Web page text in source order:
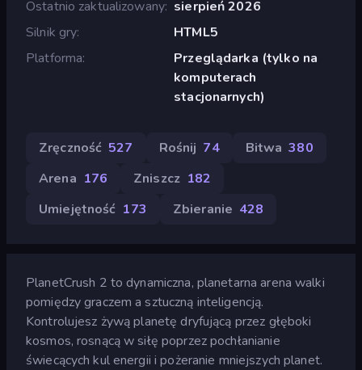
Ostatnio zaktualizowany sierpień 2026
Silnik gry
HTML5
Platforma
Przeglądarka (tylko na
komputerach
stacjonarnych)
Zręczność 527 Rośnij 74 Bitwa 380
Arena 176 Zniszcz 182
Umiejętność 173 Zbieranie 428
PlanetCrush 2 to dynamiczna, planetarna arena walki
pomiędzy graczem a sztuczną inteligencją.
Kontrolujesz żywą planetę dryfującą przez głęboki
kosmos, rosnącą w siłę poprzez pochłanianie
świecących kul energii i pożeranie mniejszych planet.